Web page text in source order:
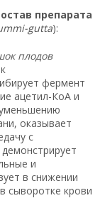
препарата
gutta):
плодов
фермент
ацетил-КоА и
оказывает
с
и
в снижении
сыворотке крови